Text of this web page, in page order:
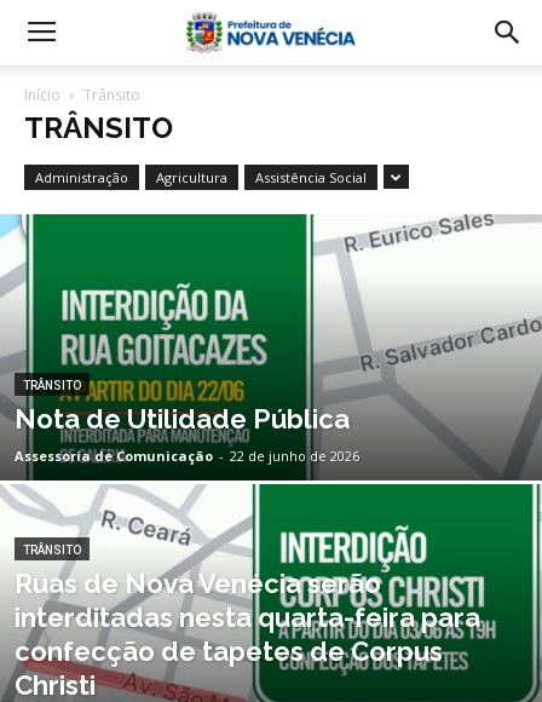
Início Trânsito
TRÂNSITO
Administração Agricultura Assistência Social
TRÂNSITO
Nota de Utilidade Pública
Assessoria de Comunicação - 22 de junho de 2026
TRÂNSITO
Ruas de Nova Venécia serão
interditadas nesta quarta-feira para
confecção de tapetes de Corpus
Christi